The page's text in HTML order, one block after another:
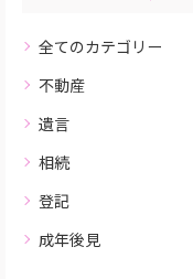
全てのカテゴリー
不動産
遺言
相続
登記
成年後見